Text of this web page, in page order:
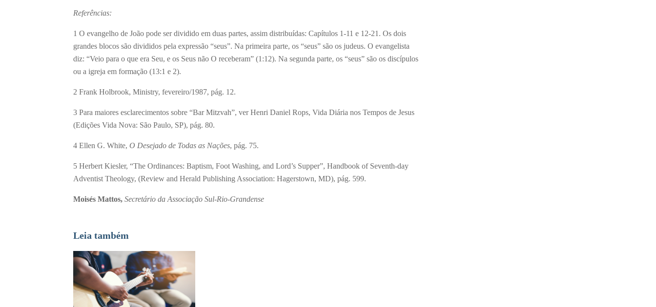
Referências:
1 O evangelho de João pode ser dividido em duas partes, assim distribuídas: Capítulos 1-11 e 12-21. Os dois
grandes blocos são divididos pela expressão “seus”. Na primeira parte, os “seus” são os judeus. O evangelista
diz: “Veio para o que era Seu, e os Seus não O receberam” (1:12). Na segunda parte, os “seus” são os discípulos
ou a igreja em formação (13:1 e 2).
2 Frank Holbrook, Ministry, fevereiro/1987, pág. 12.
3 Para maiores esclarecimentos sobre “Bar Mitzvah”, ver Henri Daniel Rops, Vida Diária nos Tempos de Jesus
(Edições Vida Nova: São Paulo, SP), pág. 80.
4 Ellen G. White, O Desejado de Todas as Nações, pág. 75.
5 Herbert Kiesler, “The Ordinances: Baptism, Foot Washing, and Lord’s Supper”, Handbook of Seventh-day
Adventist Theology, (Review and Herald Publishing Association: Hagerstown, MD), pág. 599.
Moisés Mattos, Secretário da Associação Sul-Rio-Grandense
Leia também